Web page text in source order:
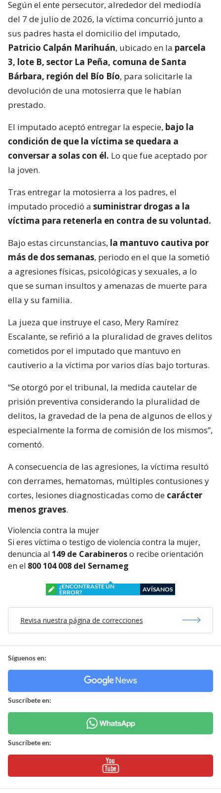
Según el ente persecutor, alrededor del mediodía
del 7 de julio de 2026, la víctima concurrió junto a
sus padres hasta el domicilio del imputado,
Patricio Calpán Marihuán, ubicado en la parcela
3, lote B, sector La Peña, comuna de Santa
Bárbara, región del Bío Bío, para solicitarle la
devolución de una motosierra que le habían
prestado.
El imputado aceptó entregar la especie, bajo la
condición de que la víctima se quedara a
conversar a solas con él. Lo que fue aceptado por
la joven.
Tras entregar la motosierra a los padres, el
imputado procedió a suministrar drogas a la
víctima para retenerla en contra de su voluntad.
Bajo estas circunstancias, la mantuvo cautiva por
más de dos semanas, periodo en el que la sometió
a agresiones físicas, psicológicas y sexuales, a lo
que se suman insultos y amenazas de muerte para
ella y su familia.
La jueza que instruye el caso, Mery Ramírez
Escalante, se refirió a la pluralidad de graves delitos
cometidos por el imputado que mantuvo en
cautiverio a la víctima por varios días bajo torturas.
“Se otorgó por el tribunal, la medida cautelar de
prisión preventiva considerando la pluralidad de
delitos, la gravedad de la pena de algunos de ellos y
especialmente la forma de comisión de los mismos”,
comentó.
A consecuencia de las agresiones, la víctima resultó
con derrames, hematomas, múltiples contusiones y
cortes, lesiones diagnosticadas como de carácter
menos graves.
Violencia contra la mujer
Si eres víctima o testigo de violencia contra la mujer,
denuncia al 149 de Carabineroso recibe orientación
en el 800 104 008 del Sernameg
¿ENCONTRASTE UN
ERROR?
AVÍSANOS
Revisa nuestra página de correcciones
Síguenos en:
Suscríbete en:
Suscríbete en: